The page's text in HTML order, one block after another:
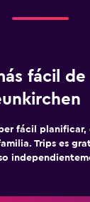
fácil
fácil
Trips es